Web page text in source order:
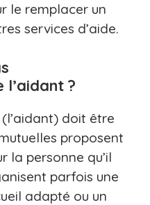
le remplacer un
services d’aide.
l’aidant ?
doit être
proposent
la personne qu’il
parfois une
adapté ou un